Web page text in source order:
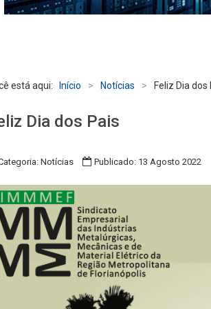
está aqui: Início > Notícias > Feliz Dia dos
Dia dos Pais
Notícias Publicado: 13 Agosto 2022